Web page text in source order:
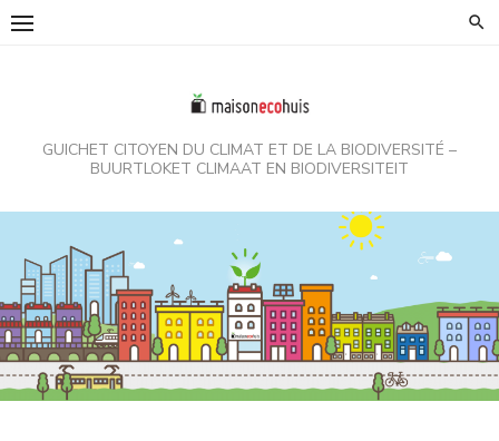
Skip
GUICHET CITOYEN DU CLIMAT ET DE LA BIODIVERSITÉ –
BUURTLOKET CLIMAAT EN BIODIVERSITEIT